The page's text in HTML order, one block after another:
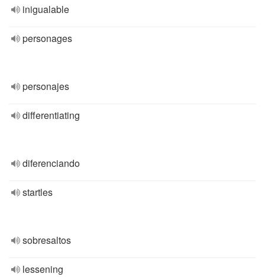
inigualable
personages
personajes
differentiating
diferenciando
startles
sobresaltos
lessening